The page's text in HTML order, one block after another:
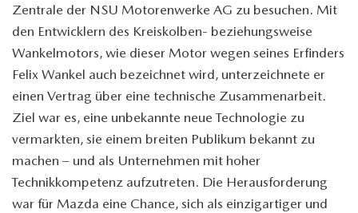
Zentrale der NSU Motorenwerke AG zu besuchen. Mit
den Entwicklern des Kreiskolben- beziehungsweise
Wankelmotors, wie dieser Motor wegen seines Erfinders
Felix Wankel auch bezeichnet wird, unterzeichnete er
einen Vertrag über eine technische Zusammenarbeit.
Ziel war es, eine unbekannte neue Technologie zu
vermarkten, sie einem breiten Publikum bekannt zu
machen – und als Unternehmen mit hoher
Technikkompetenz aufzutreten. Die Herausforderung
war für Mazda eine Chance, sich als einzigartiger und